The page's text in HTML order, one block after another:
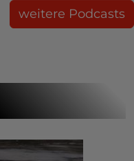
weitere Podcasts